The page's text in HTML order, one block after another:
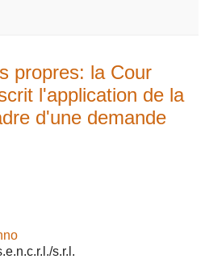
propres: la Cour
l'application de la
d'une demande
s.r.l.